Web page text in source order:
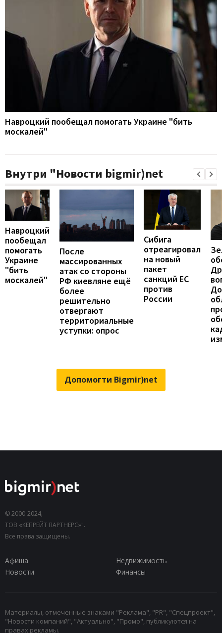
Навроцкий пообещал помогать Украине "бить
москалей"
Внутри "Новости bigmir)net
Навроцкий
пообещал
помогать
Украине
"бить
москалей"
После
массированных
атак со стороны
РФ киевляне ещё
более
решительно
отвергают
территориальные
уступки: опрос
Сибига
отреагировал
на новый
пакет
санкций ЕС
против
России
Допомогти Bigmir)net
© 2000-2024,
ТОВ «КЕПРЕЙТ ПАРТНЕРС»".
Все права защищены.
Афиша
Недвижимость
Новости
Финансы
Материалы, отмеченные знаками "Реклама", "PR", "Спецпроект",
"Новости компаний", "Актуально", "Промо", публикуются на
правах рекламы.